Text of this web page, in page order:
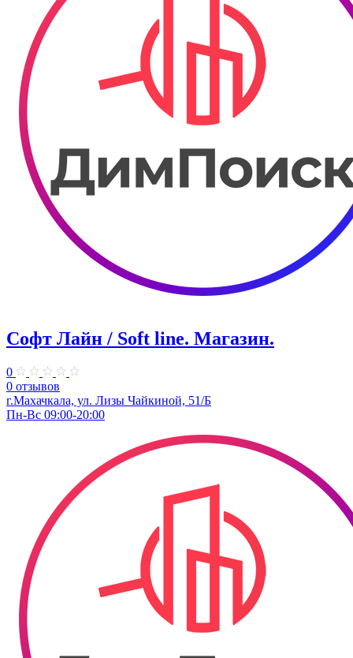
Софт Лайн / Soft line. Магазин.
0
0 отзывов
г.Махачкала, ул. Лизы Чайкиной, 51/Б
Пн-Вс 09:00-20:00